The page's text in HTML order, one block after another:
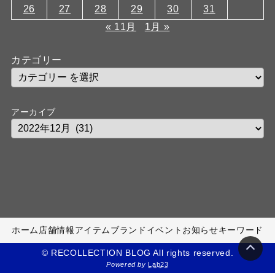
26
27 28 29 30
31
« 11月
1月 »
カテゴリー
アーカイブ
ホーム 店舗情報アイテムブランド イベント お知らせキーワード
© RECOLLECTION BLOG All rights reserved.
Powered byLab23